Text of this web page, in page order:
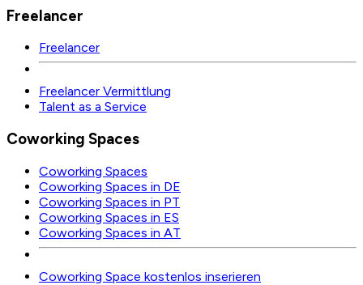
Freelancer
Freelancer
Freelancer Vermittlung
Talent as a Service
Coworking Spaces
Coworking Spaces
Coworking Spaces in DE
Coworking Spaces in PT
Coworking Spaces in ES
Coworking Spaces in AT
Coworking Space kostenlos inserieren